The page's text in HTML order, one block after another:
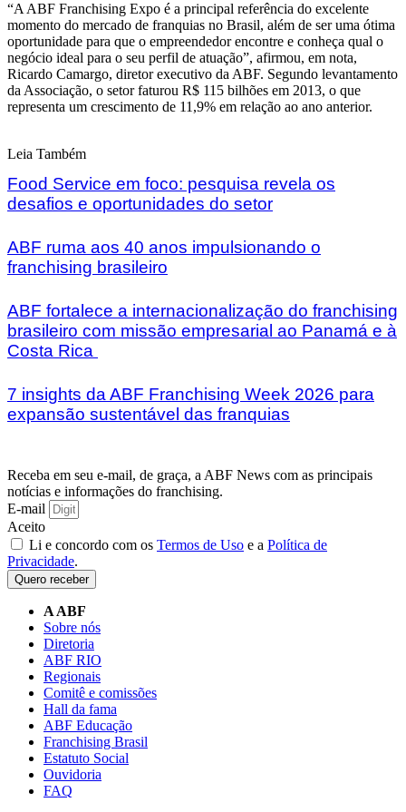
“A ABF Franchising Expo é a principal referência do excelente
momento do mercado de franquias no Brasil, além de ser uma ótima
oportunidade para que o empreendedor encontre e conheça qual o
negócio ideal para o seu perfil de atuação”, afirmou, em nota,
Ricardo Camargo, diretor executivo da ABF. Segundo levantamento
da Associação, o setor faturou R$ 115 bilhões em 2013, o que
representa um crescimento de 11,9% em relação ao ano anterior.
Leia Também
Food Service em foco: pesquisa revela os
desafios e oportunidades do setor
ABF ruma aos 40 anos impulsionando o
franchising brasileiro
ABF fortalece a internacionalização do franchising
brasileiro com missão empresarial ao Panamá e à
Costa Rica
7 insights da ABF Franchising Week 2026 para
expansão sustentável das franquias
Receba em seu e-mail, de graça, a ABF News com as principais
notícias e informações do franchising.
E-mail
Aceito
Li e concordo com os Termos de Uso e a Política de
Privacidade.
Quero receber
A ABF
Sobre nós
Diretoria
ABF RIO
Regionais
Comitê e comissões
Hall da fama
ABF Educação
Franchising Brasil
Estatuto Social
Ouvidoria
FAQ